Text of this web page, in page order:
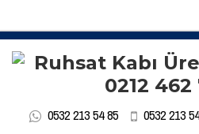
0532 213 54 85 0532 213